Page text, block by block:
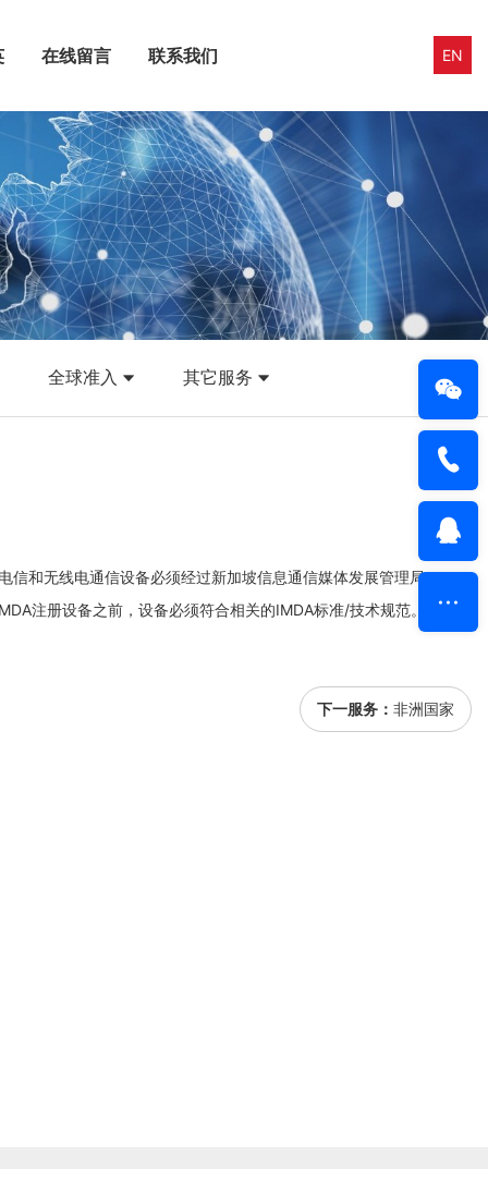
EN
在线留言 联系我们
全球准入 其它服务
信和无线电通信设备必须经过新加坡信息通信媒体发展管理局
注册设备之前，设备必须符合相关的IMDA标准/技术规范。...【更
下一服务： 非洲国家